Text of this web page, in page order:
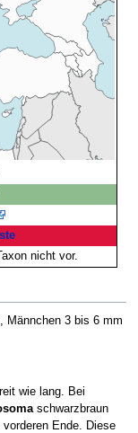
nicht vor.
Männchen 3 bis 6 mm
wie lang. Bei
schwarzbraun
Ende. Diese